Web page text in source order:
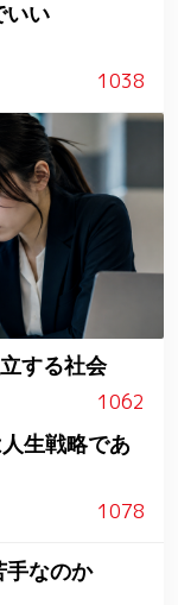
いい
1038
する社会
1062
生戦略であ
1078
手なのか